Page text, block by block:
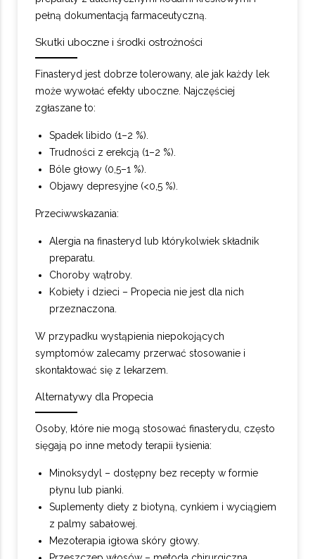
pełną dokumentacją farmaceutyczną.
Skutki uboczne i środki ostrożności
Finasteryd jest dobrze tolerowany, ale jak każdy lek
może wywołać efekty uboczne. Najczęściej
zgłaszane to:
Spadek libido (1–2 %).
Trudności z erekcją (1–2 %).
Bóle głowy (0,5–1 %).
Objawy depresyjne (<0,5 %).
Przeciwwskazania:
Alergia na finasteryd lub którykolwiek składnik
preparatu.
Choroby wątroby.
Kobiety i dzieci – Propecia nie jest dla nich
przeznaczona.
W przypadku wystąpienia niepokojących
symptomów zalecamy przerwać stosowanie i
skontaktować się z lekarzem.
Alternatywy dla Propecia
Osoby, które nie mogą stosować finasterydu, często
sięgają po inne metody terapii łysienia:
Minoksydyl – dostępny bez recepty w formie
płynu lub pianki.
Suplementy diety z biotyną, cynkiem i wyciągiem
z palmy sabałowej.
Mezoterapia igłowa skóry głowy.